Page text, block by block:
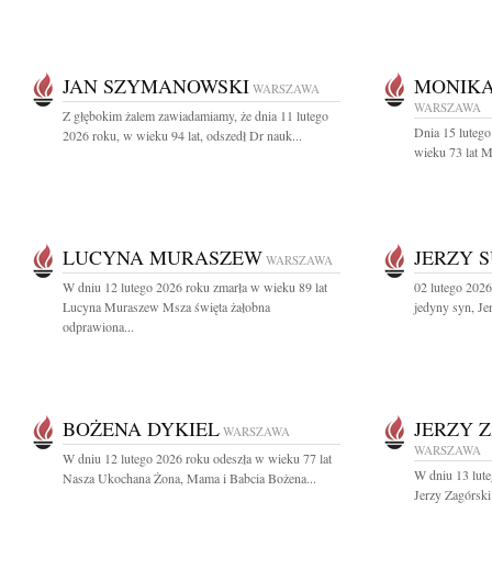
JAN SZYMANOWSKI WARSZAWA
Z głębokim żalem zawiadamiamy, że dnia 11 lutego
2026 roku, w wieku 94 lat, odszedł Dr nauk...
WARSZAWA
Dnia 15
wieku 73 lat
LUCYNA MURASZEW WARSZAWA
W dniu 12 lutego 2026 roku zmarła w wieku 89 lat
Lucyna Muraszew Msza święta żałobna
odprawiona...
JERZY
02 lutego
jedyny syn,
BOŻENA DYKIEL WARSZAWA
W dniu 12 lutego 2026 roku odeszła w wieku 77 lat
Nasza Ukochana Żona, Mama i Babcia Bożena...
JERZY
WARSZAWA
W dniu 13
Jerzy